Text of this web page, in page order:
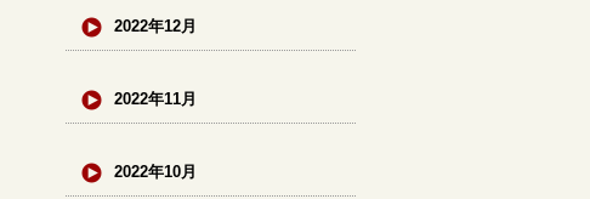
2022年12月
2022年11月
2022年10月